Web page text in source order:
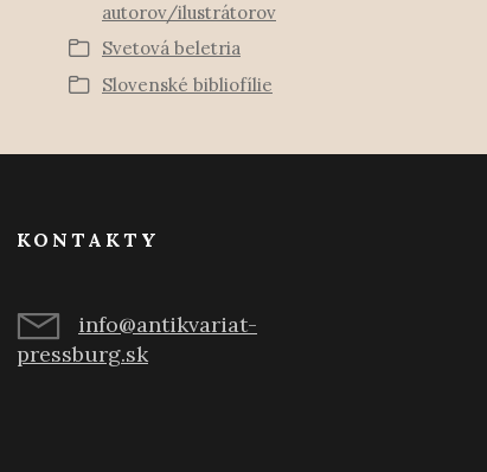
autorov/ilustrátorov
Svetová beletria
Slovenské bibliofílie
KONTAKTY
info@antikvariat-
pressburg.sk